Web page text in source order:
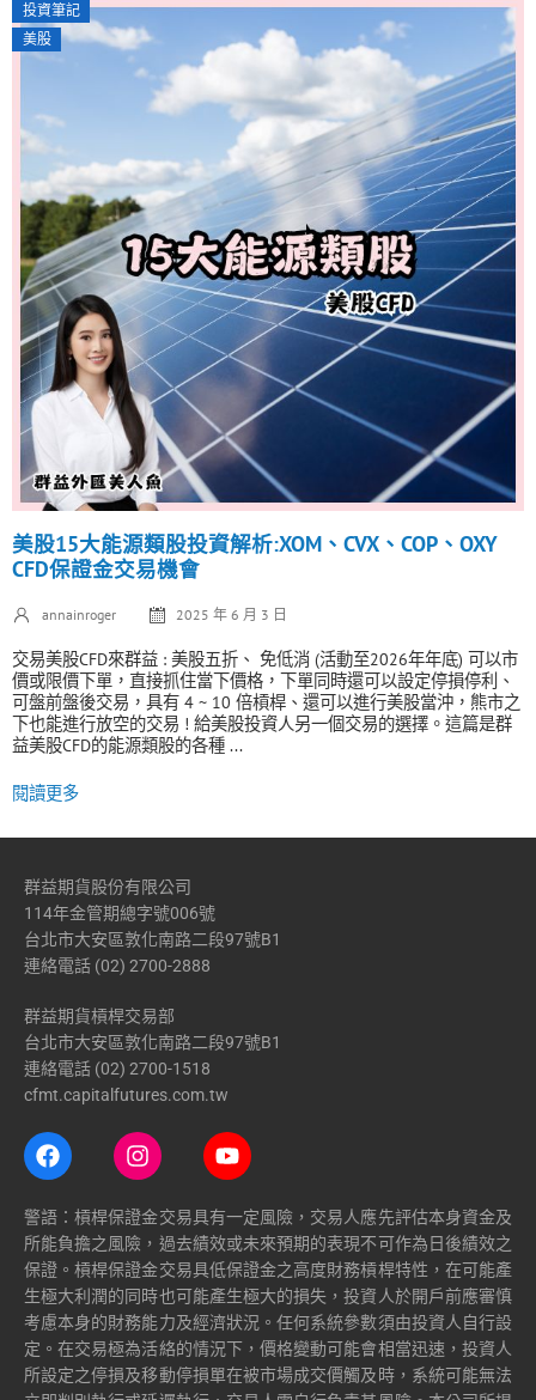
投資筆記
美股
美股15大能源類股投資解析:XOM、CVX、COP、OXY
CFD保證金交易機會
annainroger 2025 年 6 月 3 日
交易美股CFD來群益 : 美股五折、 免低消 (活動至2026年年底) 可以市
價或限價下單，直接抓住當下價格，下單同時還可以設定停損停利、
可盤前盤後交易，具有 4 ~ 10 倍槓桿、還可以進行美股當沖，熊市之
下也能進行放空的交易 ! 給美股投資人另一個交易的選擇。這篇是群
益美股CFD的能源類股的各種 ...
閱讀更多
群益期貨股份有限公司
114年金管期總字號006號
台北市大安區敦化南路二段97號B1
連絡電話 (02) 2700-2888
群益期貨槓桿交易部
台北市大安區敦化南路二段97號B1
連絡電話 (02) 2700-1518
cfmt.capitalfutures.com.tw
警語：槓桿保證金交易具有一定風險，交易人應先評估本身資金及
所能負擔之風險，過去績效或未來預期的表現不可作為日後績效之
保證。槓桿保證金交易具低保證金之高度財務槓桿特性，在可能產
生極大利潤的同時也可能產生極大的損失，投資人於開戶前應審慎
考慮本身的財務能力及經濟狀況。任何系統參數須由投資人自行設
定。在交易極為活絡的情況下，價格變動可能會相當迅速，投資人
所設定之停損及移動停損單在被市場成交價觸及時，系統可能無法